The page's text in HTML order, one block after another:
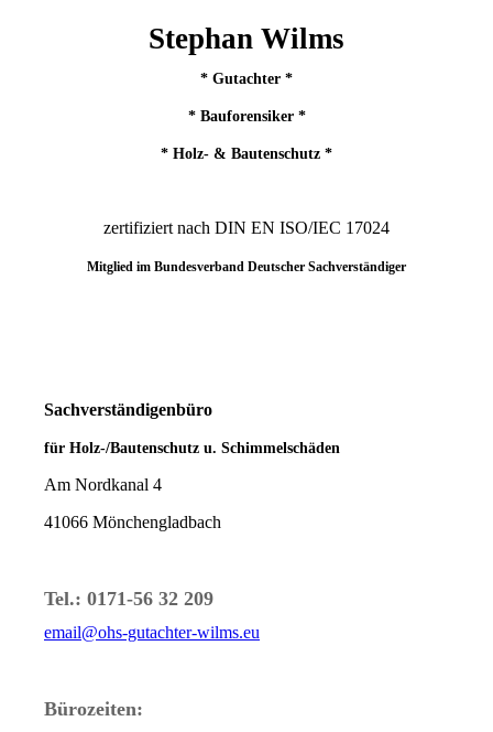
Stephan Wilms
* Gutachter *
* Bauforensiker *
* Holz- & Bautenschutz *
zertifiziert nach DIN EN ISO/IEC 17024
Mitglied im Bundesverband Deutscher Sachverständiger
Sachverständigenbüro
für Holz-/Bautenschutz u. Schimmelschäden
Am Nordkanal 4
41066 Mönchengladbach
Tel.: 0171-56 32 209
email@ohs-gutachter-wilms.eu
Bürozeiten: